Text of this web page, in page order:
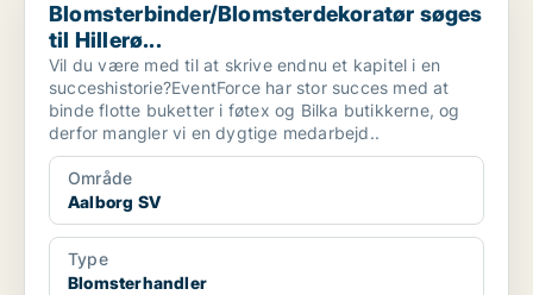
Blomsterbinder/Blomsterdekoratør søges
til Hillerø...
Vil du være med til at skrive endnu et kapitel i en
succeshistorie?EventForce har stor succes med at
binde flotte buketter i føtex og Bilka butikkerne, og
derfor mangler vi en dygtige medarbejd..
Område
Aalborg SV
Type
Blomsterhandler